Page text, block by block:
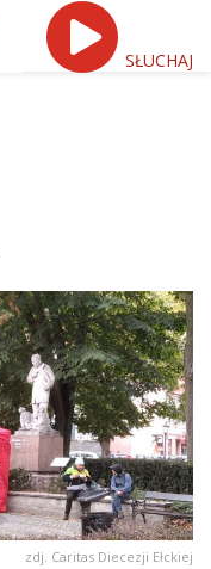
SŁUCHAJ
zdj. Caritas Diecezji Ełckiej